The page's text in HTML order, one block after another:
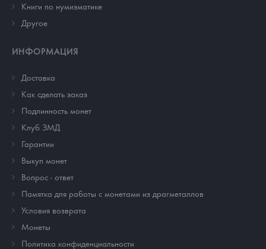
Книги по нумизматике
Другое
ИНФОРМАЦИЯ
Доставка
Как сделать заказ
Подлинность монет
Клуб ЗМД
Гарантии
Выкуп монет
Вопрос - ответ
Памятка для работы с монетами из драгметаллов
Условия возврата
Монеты
Политика конфиденциальности